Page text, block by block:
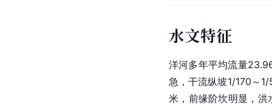
水文特征
洋河多年平均流量
急，干流纵坡1/170～
米，前缘阶坎明显，